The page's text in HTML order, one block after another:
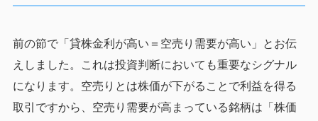
前の節で「貸株金利が高い＝空売り需要が高い」とお伝
えしました。これは投資判断においても重要なシグナル
になります。空売りとは株価が下がることで利益を得る
取引ですから、空売り需要が高まっている銘柄は「株価